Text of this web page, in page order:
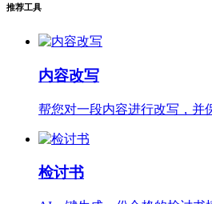
推荐工具
内容改写
帮您对一段内容进行改写，并
检讨书